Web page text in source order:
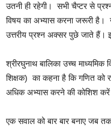
उतनी ही रहेगी। सभी चैप्टर से
विषय का अभ्यास करना जरूरी है।
उत्तरीय प्रश्न अक्सर पुछे जाते हैं।
श्रीरघुनाथ बालिका उच्च
शिक्षक) का कहना है कि गणित को
अधिक अभ्यास करने की कोशिश
एक सवाल को बार बार बनाए जब